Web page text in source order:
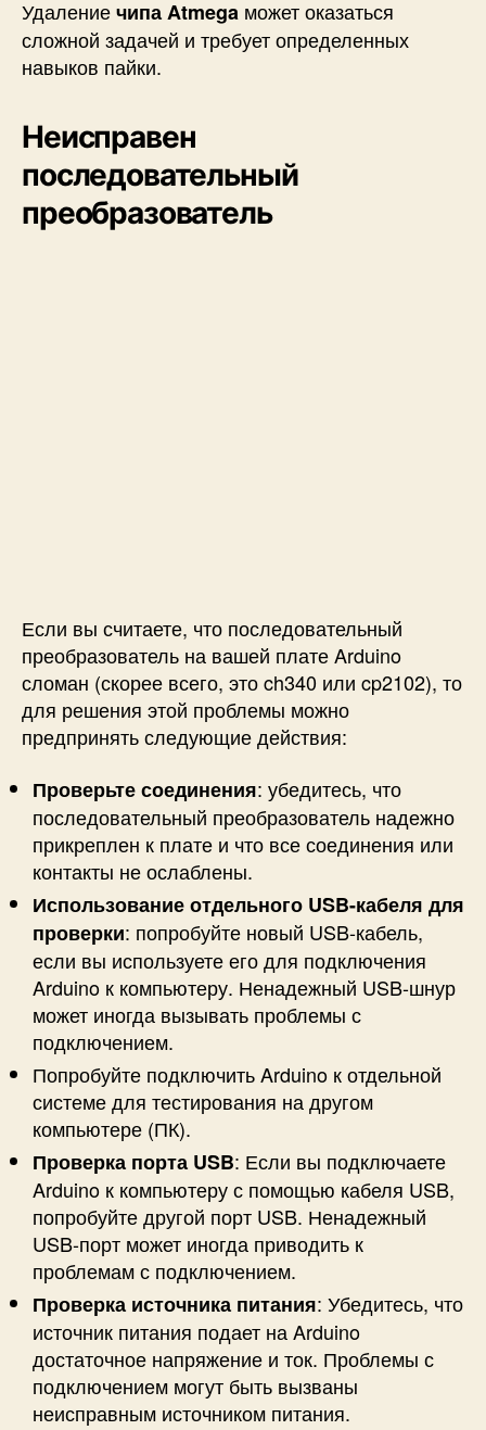
Удалениечипа Atmega может оказаться
сложной задачей и требует определенных
навыков пайки.
Неисправен
последовательный
преобразователь
Если вы считаете, что последовательный
преобразователь на вашей плате Arduino
сломан (скорее всего, это ch340 или cp2102), то
для решения этой проблемы можно
предпринять следующие действия:
Проверьте соединения: убедитесь, что
последовательный преобразователь надежно
прикреплен к плате и что все соединения или
контакты не ослаблены.
Использование отдельного USB-кабеля для
проверки: попробуйте новый USB-кабель,
если вы используете его для подключения
Arduino к компьютеру. Ненадежный USB-шнур
может иногда вызывать проблемы с
подключением.
Попробуйте подключить Arduino к отдельной
системе для тестирования на другом
компьютере (ПК).
Проверка порта USB: Если вы подключаете
Arduino к компьютеру с помощью кабеля USB,
попробуйте другой порт USB. Ненадежный
USB-порт может иногда приводить к
проблемам с подключением.
Проверка источника питания: Убедитесь, что
источник питания подает на Arduino
достаточное напряжение и ток. Проблемы с
подключением могут быть вызваны
неисправным источником питания.